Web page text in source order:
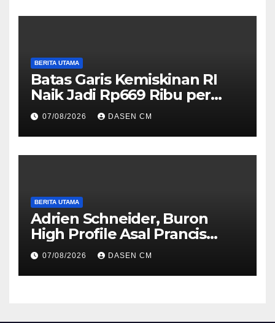
BERITA UTAMA
Batas Garis Kemiskinan RI
Naik Jadi Rp669 Ribu per
Orang per Bulan
07/08/2026 DASEN CM
BERITA UTAMA
Adrien Schneider, Buron
High Profile Asal Prancis
Ditangkap di Jakarta
07/08/2026 DASEN CM